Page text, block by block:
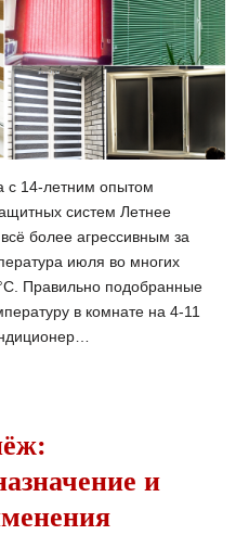
с 14-летним опытом
систем Летнее
более агрессивным за
июля во многих
Правильно подобранные
в комнате на 4-11
и